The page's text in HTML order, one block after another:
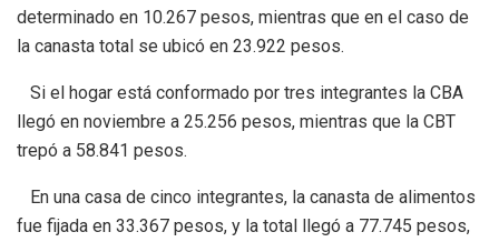
determinado en 10.267 pesos, mientras que en el caso de
la canasta total se ubicó en 23.922 pesos.
Si el hogar está conformado por tres integrantes la CBA
llegó en noviembre a 25.256 pesos, mientras que la CBT
trepó a 58.841 pesos.
En una casa de cinco integrantes, la canasta de alimentos
fue fijada en 33.367 pesos, y la total llegó a 77.745 pesos,